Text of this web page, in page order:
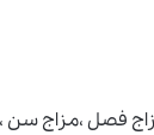
فصل ،مزاج